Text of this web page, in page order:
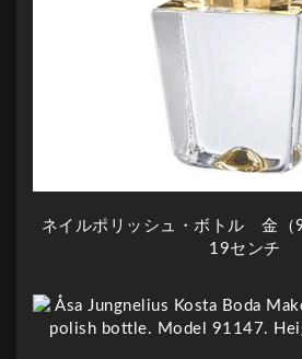
ネイルポリッシュ・ボトル 金（
19センチ